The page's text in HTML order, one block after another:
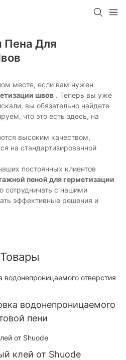
Пена Для
месте, если вам нужен
швов . Теперь вы уже
вы обязательно найдете
что это есть здесь, на
высоким качеством,
на стандартизированной
постоянных клиентов
пеной для герметизации
сотрудничать с нашими
эффективные решения и
водонепроницаемого
пени
клей от Shuode